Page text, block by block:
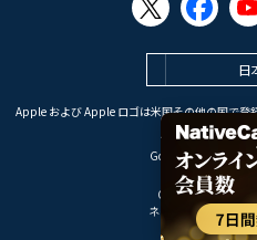
日
Apple および Apple ロゴは米国その他の国で
Apple Inc. のサー
Google Play は
Copyright © 2026
ネイティブキャンプ